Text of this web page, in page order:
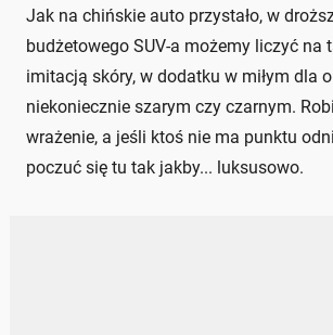
Jak na chińskie auto przystało, w
budżetowego SUV-a możemy liczyć na
imitacją skóry, w dodatku w miłym dla
niekoniecznie szarym czy czarnym.
wrażenie, a jeśli ktoś nie ma punktu
poczuć się tu tak jakby... luksusowo.